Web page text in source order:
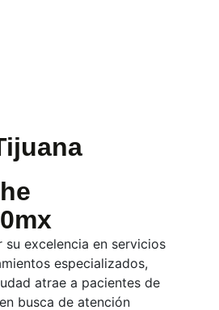
su excelencia en servicios
especializados,
atrae a pacientes de
busca de atención